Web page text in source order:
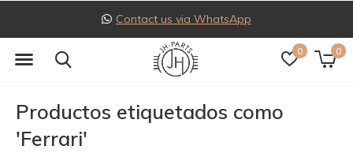
0 0
Follow us on Instagram
Productos etiquetados como
'Ferrari'